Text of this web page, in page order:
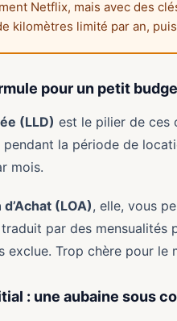
Netflix, mais avec des
kilomètres limité par an,
pour un petit
(LLD) est le pilier de ces
la période de
mois.
(LOA), elle, vous
par des mensualités
exclue. Trop chère pour le
: une aubaine sous